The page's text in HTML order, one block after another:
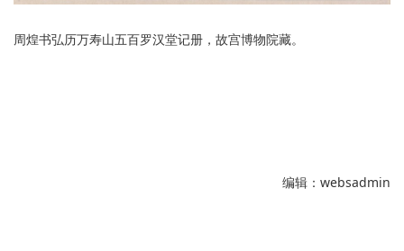
周煌书弘历万寿山五百罗汉堂记册，故宫博物院藏。
编辑：websadmin